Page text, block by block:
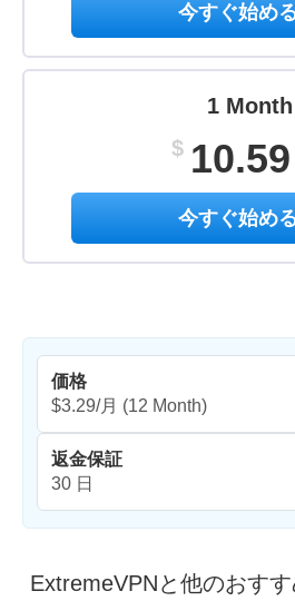
今すぐ始め
1 Month
$ 10.59
今すぐ始め
価格
$3.29/月 (12 Month)
返金保証
30 日
ExtremeVPNと他のおす